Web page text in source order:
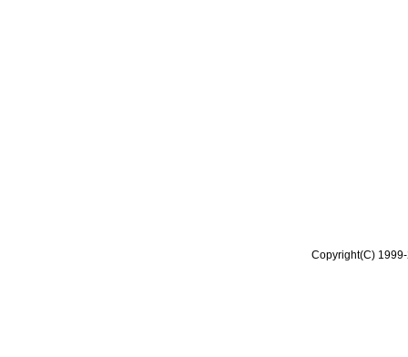
Copyright(C)